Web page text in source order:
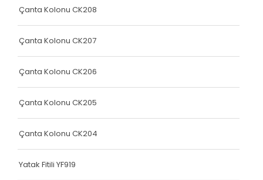
Yatak Fitili
Yatak Fitili
Yatak Fitili
Yatak Fitili
Terlik Kolonu
Çanta Kolonu CK208
Çanta Kolonu CK207
Çanta Kolonu CK206
Çanta Kolonu CK205
Çanta Kolonu CK204
Yatak Fitili YF919